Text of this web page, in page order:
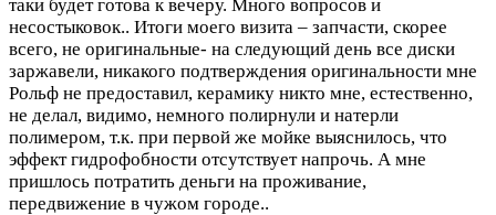
таки будет готова к вечеру. Много вопросов и
несостыковок.. Итоги моего визита – запчасти, скорее
всего, не оригинальные- на следующий день все диски
заржавели, никакого подтверждения оригинальности мне
Рольф не предоставил, керамику никто мне, естественно,
не делал, видимо, немного полирнули и натерли
полимером, т.к. при первой же мойке выяснилось, что
эффект гидрофобности отсутствует напрочь. А мне
пришлось потратить деньги на проживание,
передвижение в чужом городе..